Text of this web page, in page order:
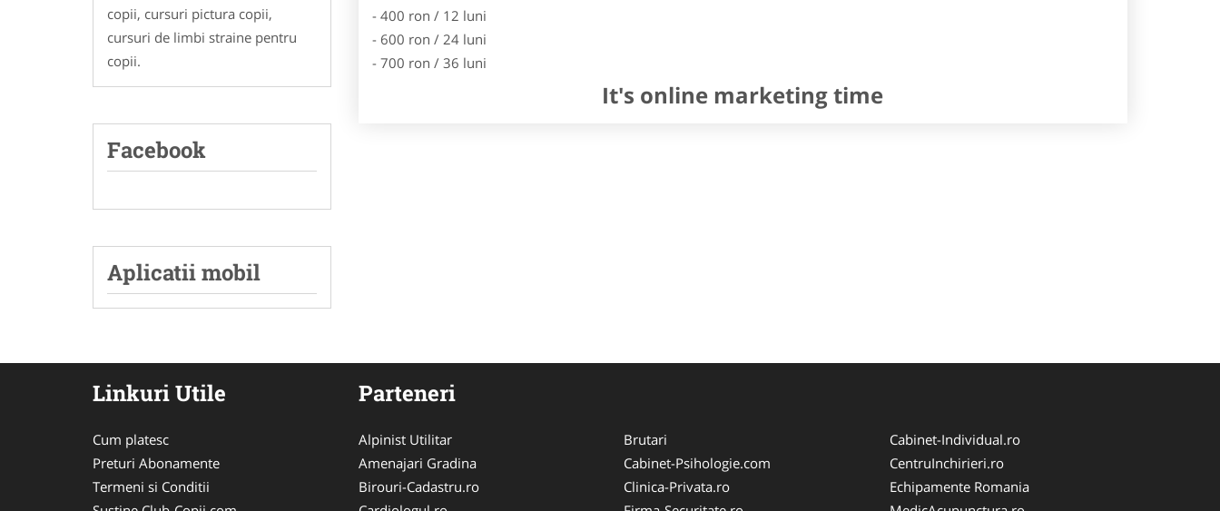
copii, cursuri pictura copii,
cursuri de limbi straine pentru
copii.
Facebook
Aplicatii mobil
- 400 ron / 12 luni
- 600 ron / 24 luni
- 700 ron / 36 luni
It's online marketing time
Linkuri Utile
Cum platesc
Preturi Abonamente
Termeni si Conditii
Parteneri
Alpinist Utilitar
Amenajari Gradina
Birouri-Cadastru.ro
Brutari
Cabinet-Psihologie.com
Clinica-Privata.ro
Cabinet-Individual.ro
CentruInchirieri.ro
Echipamente Romania